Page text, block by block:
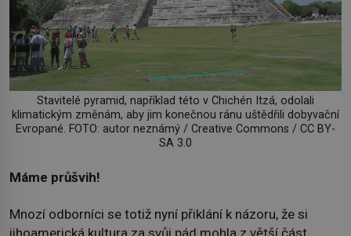
Stavitelé pyramid, například této v Chichén Itzá, odolali
klimatickým změnám, aby jim konečnou ránu uštědřili dobyvační
Evropané. FOTO: autor neznámý / Creative Commons / CC BY-
SA 3.0
Máme průšvih!
Mnozí odborníci se totiž nyní přiklání k názoru, že si
jihoamerická kultura za svůj pád mohla z větší část